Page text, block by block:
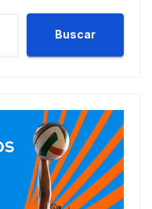
Buscar